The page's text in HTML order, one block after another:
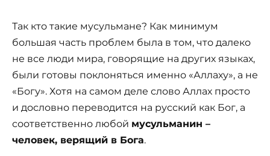
Так кто такие мусульмане? Как минимум
большая часть проблем была в том, что далеко
не все люди мира, говорящие на других языках,
были готовы поклоняться именно «Аллаху», а не
«Богу». Хотя на самом деле слово Аллах просто
и дословно переводится на русский как Бог, а
соответственно любой мусульманин –
человек, верящий в Бога.